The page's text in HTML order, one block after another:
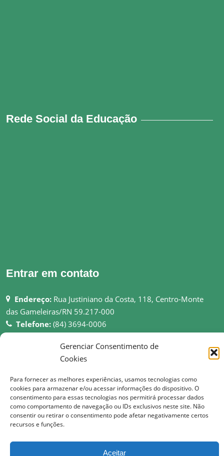
Gerenciar Consentimento de
Cookies
Para fornecer as melhores experiências, usamos tecnologias como
cookies para armazenar e/ou acessar informações do dispositivo. O
consentimento para essas tecnologias nos permitirá processar dados
como comportamento de navegação ou IDs exclusivos neste site. Não
consentir ou retirar o consentimento pode afetar negativamente certos
recursos e funções.
Aceitar
Rede Social da Educação
Entrar em contato
Endereço: Rua Justiniano da Costa, 118, Centro-Monte
das Gameleiras/RN 59.217-000
Telefone: (84) 3694-0006
http://montedasgameleiras.rn.gov.br
© Copyright 2017 Prefeitura Municipal de Monte das Gameleiras | Todos os